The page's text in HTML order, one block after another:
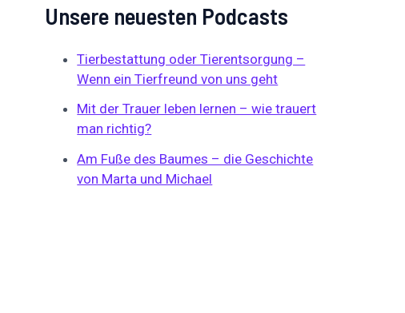
Unsere neuesten Podcasts
Tierbestattung oder Tierentsorgung –
Wenn ein Tierfreund von uns geht
Mit der Trauer leben lernen – wie trauert
man richtig?
Am Fuße des Baumes – die Geschichte
von Marta und Michael